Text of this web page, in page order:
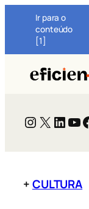
conteúdo
Ir para o
conteúdo
[1]
Instagram X LinkedIn Youtube Facebook
+CULTURA